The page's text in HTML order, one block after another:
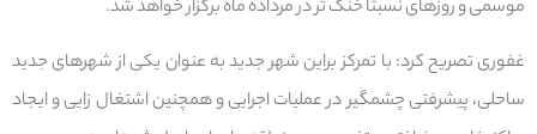
موسمی و روزهای نسبتا خنک تر در مرداده ماه برگزار خواهد شد.
غفوری تصریح کرد: با تمرکز براین شهر جدید به عنوان یکی از شهرهای جدید
ساحلی، پیشرفتی چشمگیر در عملیات اجرایی و همچنین اشتغال زایی و ایجاد